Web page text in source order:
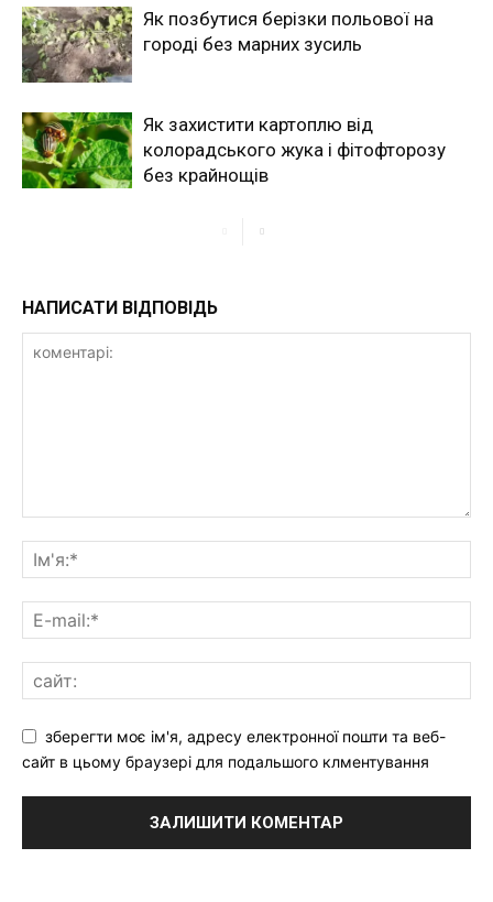
Як позбутися берізки польової на
городі без марних зусиль
Як захистити картоплю від
колорадського жука і фітофторозу
без крайнощів
НАПИСАТИ ВІДПОВІДЬ
зберегти моє ім'я, адресу електронної пошти та веб-
сайт в цьому браузері для подальшого клментування